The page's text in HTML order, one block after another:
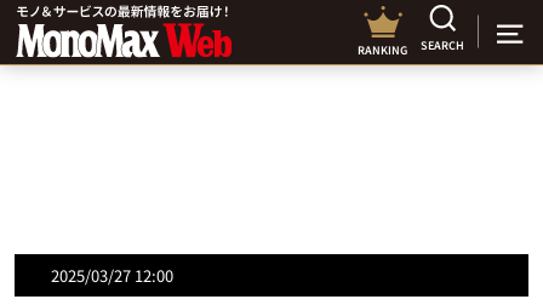
RANKING SEARCH
2025/03/27 12:00